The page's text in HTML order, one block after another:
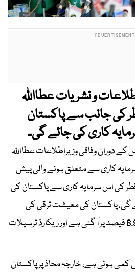
و نشریات عطااللہ
کی جانب سے پاکستان
کے دوران وفاقی وزیراطلاعات عطااللہ
کاری سے متعلق ہونے والی پیش
کی اس سرمایہ کاری سے پاکستان کی
پاکستان کی معیشت ترقی کی
جانب گامزن ہے، مہنگائی 6.9 فیصد پر آ گئی ہے اور ریکارڈ ترسیلات
کمی ہوئی ہے، خارجہ محاذ پر پاکستان